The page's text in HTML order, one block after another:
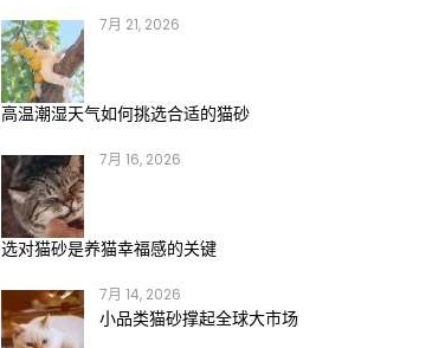
7月 21, 2026
高温潮湿天气如何挑选合适的猫砂
7月 16, 2026
选对猫砂是养猫幸福感的关键
7月 14, 2026
小品类猫砂撑起全球大市场